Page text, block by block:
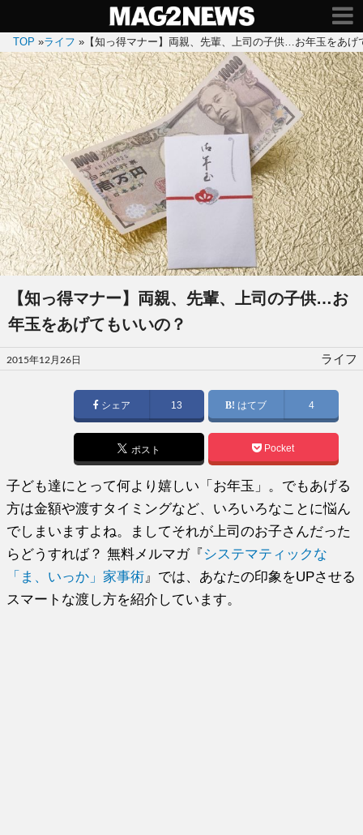
TOP »ライフ » 【知っ得マナー】両親、先輩、上司の子供…お年玉をあげ
【知っ得マナー】両親、先輩、上司の子供…お
年玉をあげてもいいの？
投
稿
2015年12月26日 ライフ
シェア 13 はてブ 4
ポスト Pocket
子ども達にとって何より嬉しい「お年玉」。でもあげる
方は金額や渡すタイミングなど、いろいろなことに悩ん
でしまいますよね。ましてそれが上司のお子さんだった
らどうすれば？ 無料メルマガ『 システマティックな
「ま、いっか」家事術 』では、あなたの印象をUPさせる
スマートな渡し方を紹介しています。